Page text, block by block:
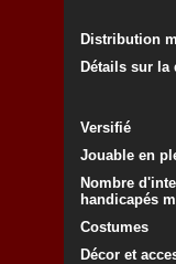
Distribution
Détails sur
Versifié
Jouable en
Nombre
handicapés
Costumes
Décor et